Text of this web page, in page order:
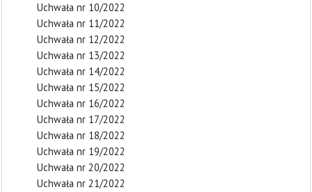
Uchwała nr 10/2022
Uchwała nr 11/2022
Uchwała nr 12/2022
Uchwała nr 13/2022
Uchwała nr 14/2022
Uchwała nr 15/2022
Uchwała nr 16/2022
Uchwała nr 17/2022
Uchwała nr 18/2022
Uchwała nr 19/2022
Uchwała nr 20/2022
Uchwała nr 21/2022